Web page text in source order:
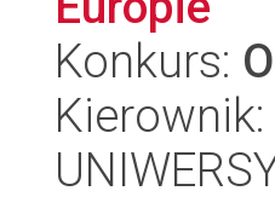
Konkurs: